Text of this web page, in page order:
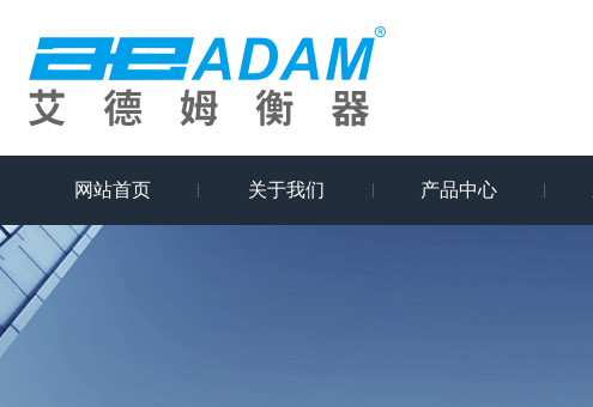
网站首页 关于我们 产品中心